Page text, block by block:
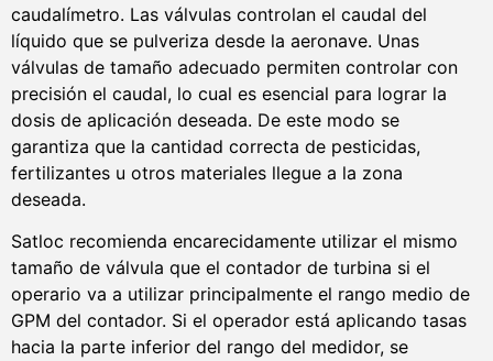
caudalímetro. Las válvulas controlan el caudal del
líquido que se pulveriza desde la aeronave. Unas
válvulas de tamaño adecuado permiten controlar con
precisión el caudal, lo cual es esencial para lograr la
dosis de aplicación deseada. De este modo se
garantiza que la cantidad correcta de pesticidas,
fertilizantes u otros materiales llegue a la zona
deseada.
Satloc recomienda encarecidamente utilizar el mismo
tamaño de válvula que el contador de turbina si el
operario va a utilizar principalmente el rango medio de
GPM del contador. Si el operador está aplicando tasas
hacia la parte inferior del rango del medidor, se